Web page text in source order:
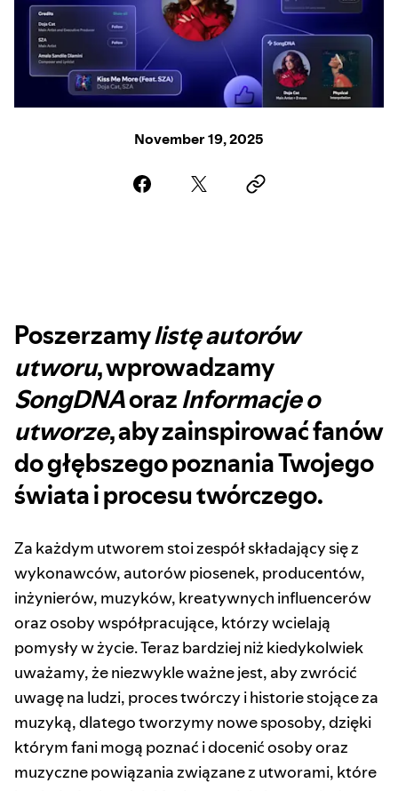
November 19, 2025
Poszerzamylistę autorów
utworu, wprowadzamy
SongDNAoraz Informacje o
utworze, aby zainspirować fanów
do głębszego poznania Twojego
świata i procesu twórczego.
Za każdym utworem stoi zespół składający się z
wykonawców, autorów piosenek, producentów,
inżynierów, muzyków, kreatywnych influencerów
oraz osoby współpracujące, którzy wcielają
pomysły w życie. Teraz bardziej niż kiedykolwiek
uważamy, że niezwykle ważne jest, aby zwrócić
uwagę na ludzi, proces twórczy i historie stojące za
muzyką, dlatego tworzymy nowe sposoby, dzięki
którym fani mogą poznać i docenić osoby oraz
muzyczne powiązania związane z utworami, które